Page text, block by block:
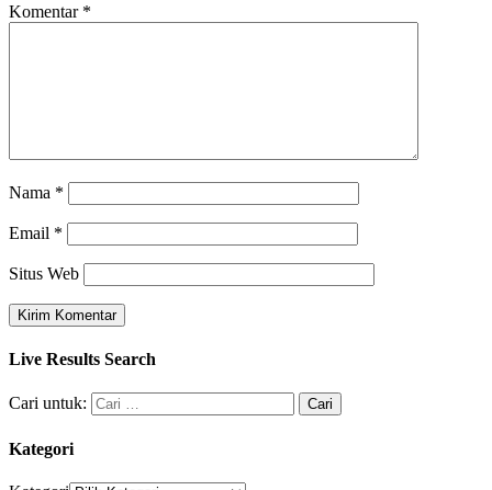
Komentar *
Nama *
Email *
Situs Web
Live Results Search
Cari untuk:
Kategori